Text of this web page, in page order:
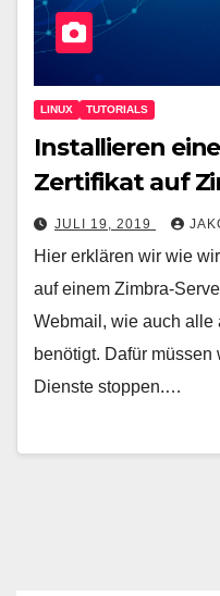
LINUX TUTORIALS
Installieren
Zertifikat auf
JULI 19, 2019
Hier erklären wir wie
auf einem Zimbra-
Webmail, wie auch alle
benötigt. Dafür
Dienste stoppen.…